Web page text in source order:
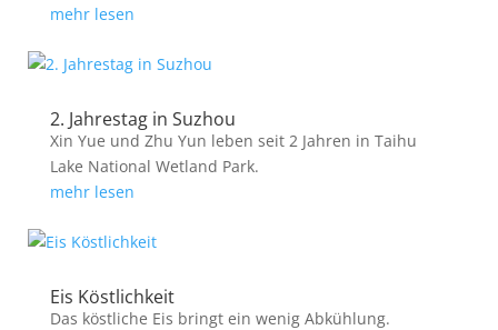
mehr lesen
2. Jahrestag in Suzhou
Xin Yue und Zhu Yun leben seit 2 Jahren in Taihu
Lake National Wetland Park.
mehr lesen
Eis Köstlichkeit
Das köstliche Eis bringt ein wenig Abkühlung.